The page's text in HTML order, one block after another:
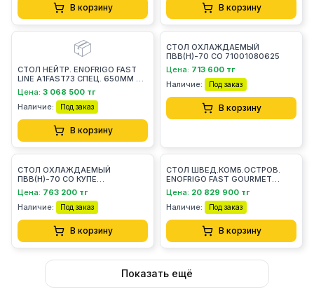
В корзину В корзину
📦
СТОЛ НЕЙТР. ENOFRIGO FAST
LINE A1FAST73 СПЕЦ. 650ММ С
ОТВ. ПОД СУПНИЦУ+ ПОЛКА
КВАРЦ+ДВЕРИ РАСПАШНЫЕ
Цена: 3 068 500 тг
Наличие:
Под заказ
В корзину
СТОЛ ОХЛАЖДАЕМЫЙ
ПВВ(Н)-70 СО 71001080625
Цена: 713 600 тг
Наличие:
Под заказ
В корзину
СТОЛ ОХЛАЖДАЕМЫЙ
ПВВ(Н)-70 СО КУПЕ
71001080600
Цена: 763 200 тг
Наличие:
Под заказ
В корзину
СТОЛ ШВЕД.КОМБ.ОСТРОВ.
ENOFRIGO FAST GOURMET
ISOLA DOPPIA BM+RF 2000
ВЕНГЕ
Цена: 20 829 900 тг
Наличие:
Под заказ
В корзину
Показать ещё